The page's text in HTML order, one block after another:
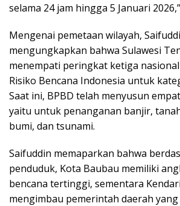
selama 24 jam hingga 5 Januari
​Mengenai pemetaan wilayah,
mengungkapkan bahwa Sulawesi
menempati peringkat ketiga
Risiko Bencana Indonesia untuk
Saat ini, BPBD telah menyusun
yaitu untuk penanganan banjir,
bumi, dan tsunami.
​Saifuddin memaparkan bahwa
penduduk, Kota Baubau memiliki
bencana tertinggi, sementara
mengimbau pemerintah daerah